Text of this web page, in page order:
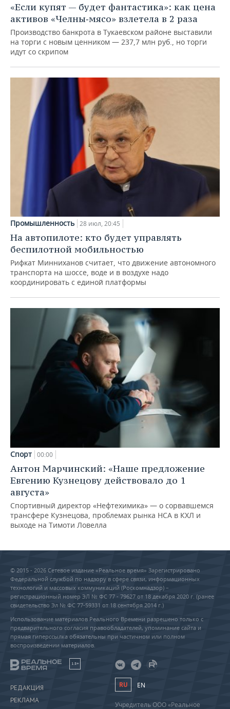
«Если купят — будет фантастика»: как цена
активов «Челны‑мясо» взлетела в 2 раза
Производство банкрота в Тукаевском районе выставили
на торги с новым ценником — 237,7 млн руб., но торги
идут со скрипом
Промышленность 28 июл, 20:45
На автопилоте: кто будет управлять
беспилотной мобильностью
Рифкат Минниханов считает, что движение автономного
транспорта на шоссе, воде и в воздухе надо
координировать с единой платформы
Спорт 00:00
Антон Марчинский: «Наше предложение
Евгению Кузнецову действовало до 1
августа»
Спортивный директор «Нефтехимика» — о сорвавшемся
трансфере Кузнецова, проблемах рынка НСА в КХЛ и
выходе на Тимоти Ловелла
© 2015 - 2026 Сетевое издание «Реальное время» Зарегистрировано
Федеральной службой по надзору в сфере связи, информационных
технологий и массовых коммуникаций (Роскомнадзор) –
регистрационный номер ЭЛ № ФС 77 - 79627 от 18 декабря 2020 г. (ранее
свидетельство Эл № ФС 77-59331 от 18 сентября 2014 г.)
Использование материалов Реального Времени разрешено только с
предварительного согласия правообладателей, упоминание сайта и
прямая гиперссылка обязательны при частичном или полном
воспроизведении материалов.
18+
РЕДАКЦИЯ
РЕКЛАМА
RU EN
Учредитель ООО «Реальное